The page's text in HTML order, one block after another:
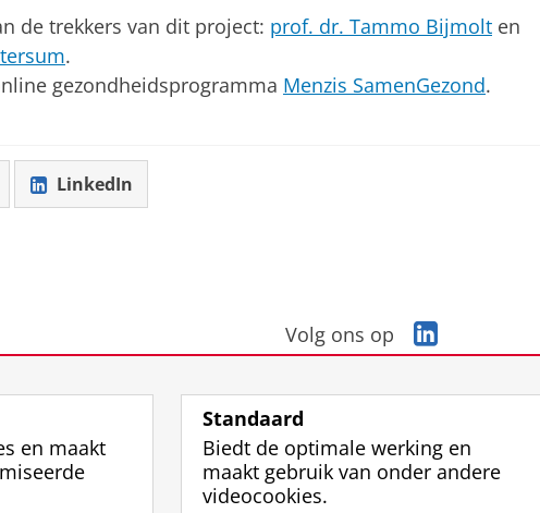
de trekkers van dit project: prof. dr. Tammo Bijmolt en
.
gezondheidsprogramma Menzis SamenGezond.
LinkedIn
Volg ons op
i
d
I
en maakt
Standaard
Biedt de optimale werking en
maakt gebruik van onder andere
videocookies.